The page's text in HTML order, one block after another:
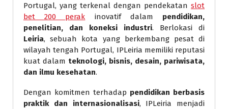
Portugal, yang terkenal dengan pendekatan slot
bet 200 perak inovatif dalam pendidikan,
penelitian, dan koneksi industri. Berlokasi di
Leiria, sebuah kota yang berkembang pesat di
wilayah tengah Portugal, IPLeiria memiliki reputasi
kuat dalam teknologi, bisnis, desain, pariwisata,
dan ilmu kesehatan.
Dengan komitmen terhadap pendidikan berbasis
praktik dan internasionalisasi, IPLeiria menjadi